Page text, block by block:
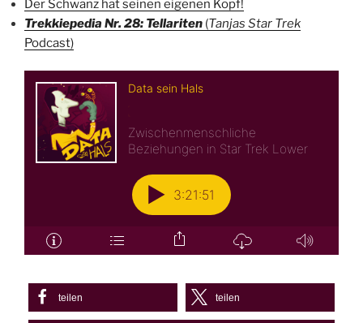
Der Schwanz hat seinen eigenen Kopf!
Trekkiepedia Nr. 28: Tellariten (Tanjas Star Trek
Podcast)
teilen teilen